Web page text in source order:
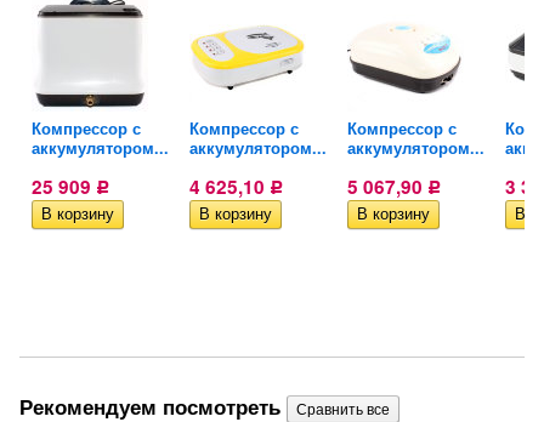
Компрессор с
аккумулятором...
25 909 Р
Компрессор с
аккумулятором...
4 625,10 Р
Компрессор с
аккумулятором...
5 067,90 Р 3
Рекомендуем посмотреть